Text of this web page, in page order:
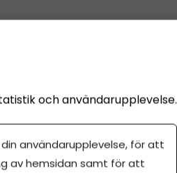
här.
och användarupplevelse.
användarupplevelse, för att
av hemsidan samt för att